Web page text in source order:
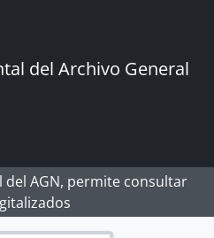
del Archivo General
AGN, permite consultar